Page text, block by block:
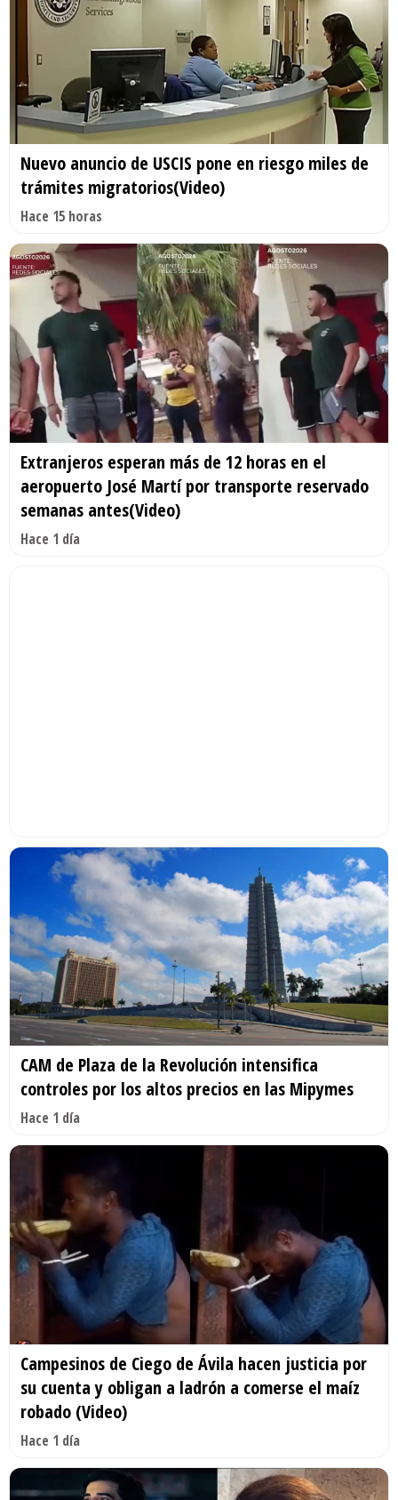
Nuevo anuncio de USCIS pone en riesgo miles de
trámites migratorios(Video)
Hace 15 horas
Extranjeros esperan más de 12 horas en el
aeropuerto José Martí por transporte reservado
semanas antes(Video)
Hace 1 día
CAM de Plaza de la Revolución intensifica
controles por los altos precios en las Mipymes
Hace 1 día
Campesinos de Ciego de Ávila hacen justicia por
su cuenta y obligan a ladrón a comerse el maíz
robado (Video)
Hace 1 día